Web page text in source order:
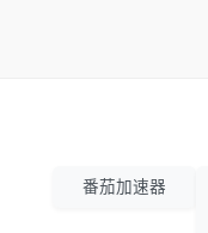
番茄加速器